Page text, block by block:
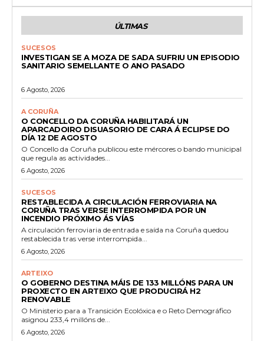
ÚLTIMAS
SUCESOS
INVESTIGAN SE A MOZA DE SADA SUFRIU UN EPISODIO
SANITARIO SEMELLANTE O ANO PASADO
6 Agosto, 2026
A CORUÑA
O CONCELLO DA CORUÑA HABILITARÁ UN
APARCADOIRO DISUASORIO DE CARA Á ECLIPSE DO
DÍA 12 DE AGOSTO
O Concello da Coruña publicou este mércores o bando municipal
que regula as actividades...
6 Agosto, 2026
SUCESOS
RESTABLECIDA A CIRCULACIÓN FERROVIARIA NA
CORUÑA TRAS VERSE INTERROMPIDA POR UN
INCENDIO PRÓXIMO ÁS VÍAS
A circulación ferroviaria de entrada e saída na Coruña quedou
restablecida tras verse interrompida...
6 Agosto, 2026
ARTEIXO
O GOBERNO DESTINA MÁIS DE 133 MILLÓNS PARA UN
PROXECTO EN ARTEIXO QUE PRODUCIRÁ H2
RENOVABLE
O Ministerio para a Transición Ecolóxica e o Reto Demográfico
asignou 233,4 millóns de...
6 Agosto, 2026